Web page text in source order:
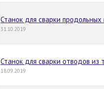
Станок для сварки
31.10.2019
Станок для сварки отводов из
18.09.2019